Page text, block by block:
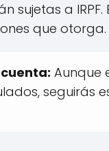
sujetas a
que otorga.
Aunque